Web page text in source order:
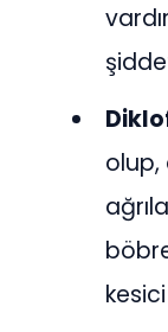
olup,